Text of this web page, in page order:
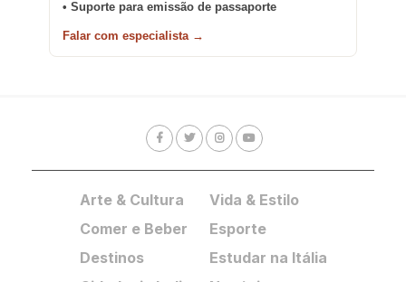
• Suporte para emissão de passaporte
Falar com especialista →
Arte & Cultura
Comer e Beber
Destinos
Vida & Estilo
Esporte
Estudar na Itália